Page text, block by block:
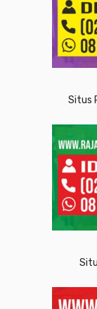
Situs